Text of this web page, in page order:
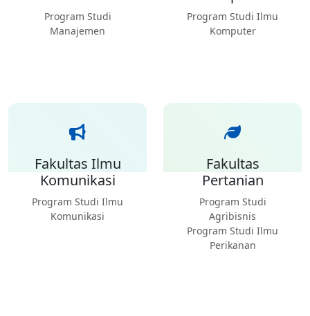
Program Studi
Manajemen
Program Studi Ilmu
Komputer
Fakultas Ilmu
Komunikasi
Program Studi Ilmu
Komunikasi
Fakultas
Pertanian
Program Studi
Agribisnis
Program Studi Ilmu
Perikanan